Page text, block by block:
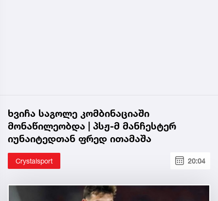
ხვიჩა საგოლე კომბინაციაში
მონაწილეობდა | პსჟ-მ მანჩესტერ
იუნაიტედთან ფრედ ითამაშა
Crystalsport 20:04